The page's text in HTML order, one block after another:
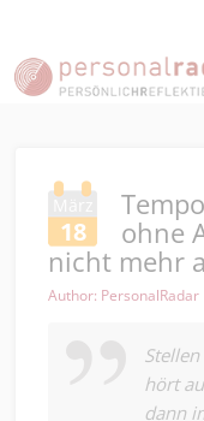
März
18
ohne
nicht mehr
Author: PersonalRadar
hört
dann